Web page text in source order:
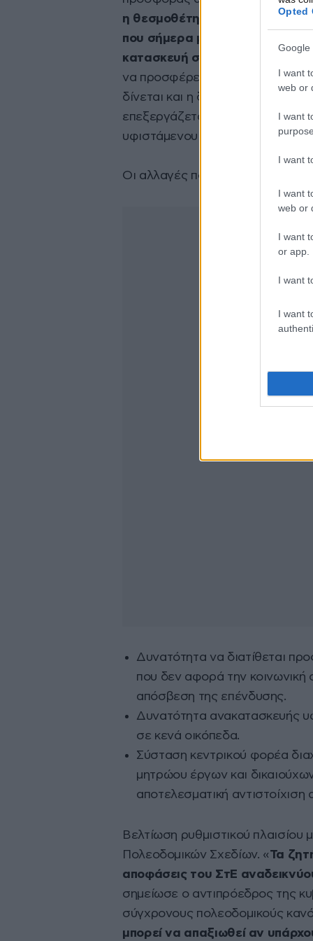
Opted
Google
I want
web or
I want
I want
I want
web or
I want
or app.
I want
I want
η θεσμοθέτηση της
που σήμερα μένουν
κατασκευή σύγχρονων
να προσφέρεται σε δικαιούχους
δίνεται και η δυνατότητα
επεξεργάζεται και σύντομα θα
υφιστάμενου πλαισίου, ώστε να
Οι αλλαγές που προωθούνται
Δυνατότητα να διατίθεται
που δεν αφορά την κοινωνική
απόσβεση της επένδυσης.
Δυνατότητα ανακατασκευής
σε κενά οικόπεδα.
Σύσταση κεντρικού φορέα
μητρώου έργων και
αποτελεσματική αντιστοίχιση
Βελτίωση ρυθμιστικού πλαισίου
Πολεοδομικών Σχεδίων. «Τα
αποφάσεις του ΣτΕ
σημείωσε ο αντιπρόεδρος της
σύγχρονους πολεοδομικούς
μπορεί να απαξιωθεί αν